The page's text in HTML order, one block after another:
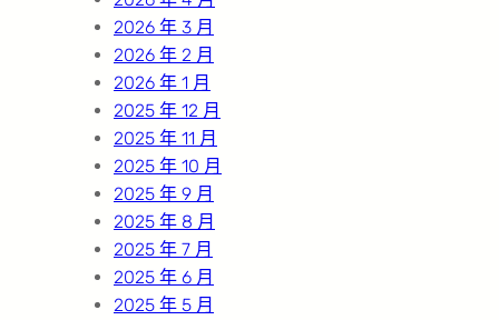
2026 年 3 月
2026 年 2 月
2026 年 1 月
2025 年 12 月
2025 年 11 月
2025 年 10 月
2025 年 9 月
2025 年 8 月
2025 年 7 月
2025 年 6 月
2025 年 5 月